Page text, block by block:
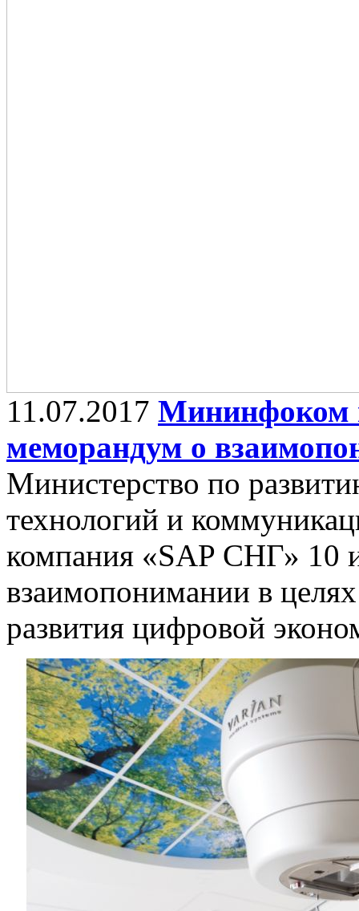
11.07.2017 Мининфоком
меморандум о
Министерство по
технологий и
компания «SAP СНГ» 10
взаимопонимании в
развития цифровой